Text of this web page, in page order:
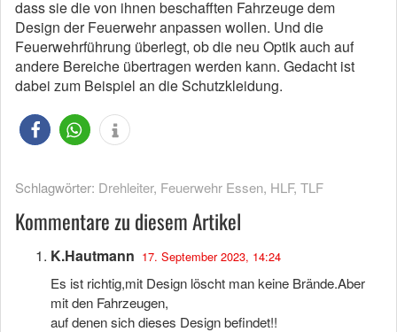
dass sie die von ihnen beschafften Fahrzeuge dem
Design der Feuerwehr anpassen wollen. Und die
Feuerwehrführung überlegt, ob die neu Optik auch auf
andere Bereiche übertragen werden kann. Gedacht ist
dabei zum Beispiel an die Schutzkleidung.
Schlagwörter: Drehleiter, Feuerwehr Essen, HLF, TLF
Kommentare zu diesem Artikel
K.Hautmann 17. September 2023, 14:24
Es ist richtig,mit Design löscht man keine Brände.Aber
mit den Fahrzeugen,
auf denen sich dieses Design befindet!!